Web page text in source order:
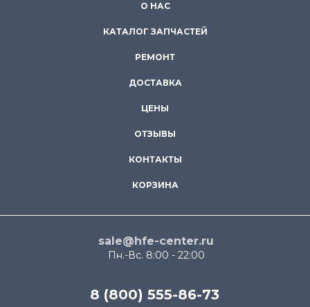
О НАС
КАТАЛОГ ЗАПЧАСТЕЙ
РЕМОНТ
ДОСТАВКА
ЦЕНЫ
ОТЗЫВЫ
КОНТАКТЫ
КОРЗИНА
sale@hfe-center.ru
Пн.-Вс. 8:00 - 22:00
8 (800) 555-86-73